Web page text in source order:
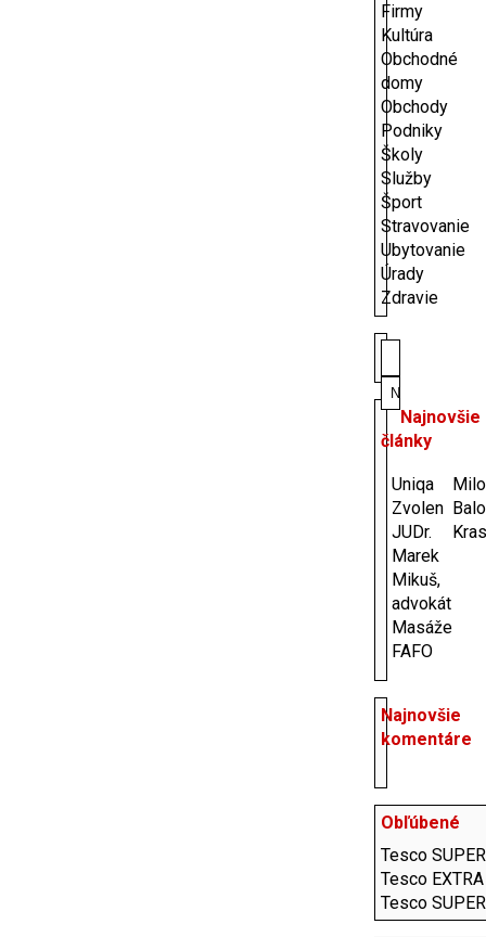
Firmy
Kultúra
Obchodné
domy
Obchody
Podniky
Školy
Služby
Šport
Stravovanie
Ubytovanie
Úrady
Zdravie
Hľadať:
Najnovšie
články
Uniqa
Zvolen
JUDr.
Marek
Mikuš,
advokát
Masáže
FAFO
Najnovšie
komentáre
Obľúbené
Tesco
Tesco EXTRA
Tesco